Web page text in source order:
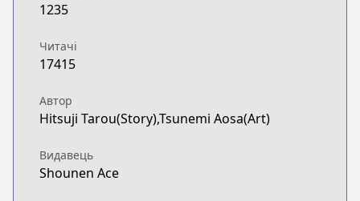
1235
Читачі
17415
Автор
Hitsuji Tarou(Story),Tsunemi Aosa(Art)
Видавець
Shounen Ace